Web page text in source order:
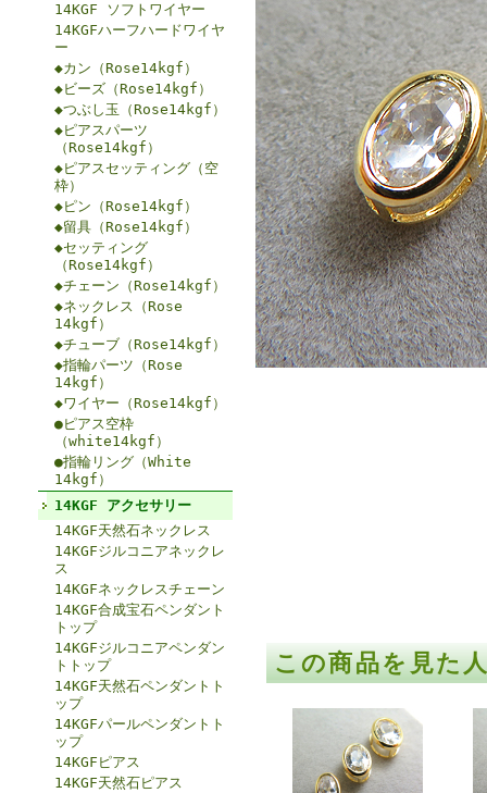
14KGF ソフトワイヤー
14KGFハーフハードワイヤ
ー
◆カン（Rose14kgf）
◆ビーズ（Rose14kgf）
◆つぶし玉（Rose14kgf）
◆ピアスパーツ
（Rose14kgf）
◆ピアスセッティング（空
枠）
◆ピン（Rose14kgf）
◆留具（Rose14kgf）
◆セッティング
（Rose14kgf）
◆チェーン（Rose14kgf）
◆ネックレス（Rose
14kgf）
◆チューブ（Rose14kgf）
◆指輪パーツ（Rose
14kgf）
◆ワイヤー（Rose14kgf）
●ピアス空枠
（white14kgf）
●指輪リング（White
14kgf）
14KGF アクセサリー
14KGF天然石ネックレス
14KGFジルコニアネックレ
ス
14KGFネックレスチェーン
14KGF合成宝石ペンダント
トップ
14KGFジルコニアペンダン
トトップ
14KGF天然石ペンダントト
ップ
14KGFパールペンダントト
ップ
14KGFピアス
14KGF天然石ピアス
この商品を見た